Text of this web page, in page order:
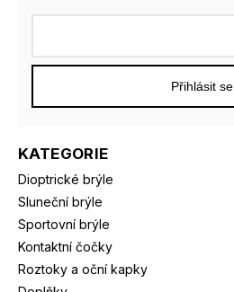
KATEGORIE
Dioptrické brýle
Sluneční brýle
Sportovní brýle
Kontaktní čočky
Roztoky a oční kapky
Přihlásit se